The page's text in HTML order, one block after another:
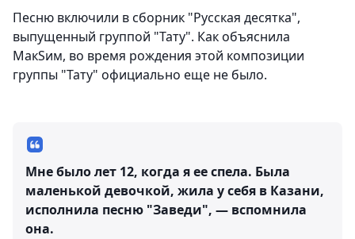
Песню включили в сборник "Русская десятка",
выпущенный группой "Тату". Как объяснила
МакSим, во время рождения этой композиции
группы "Тату" официально еще не было.
Мне было лет 12, когда я ее спела. Была
маленькой девочкой, жила у себя в Казани,
исполнила песню "Заведи", — вспомнила
она.